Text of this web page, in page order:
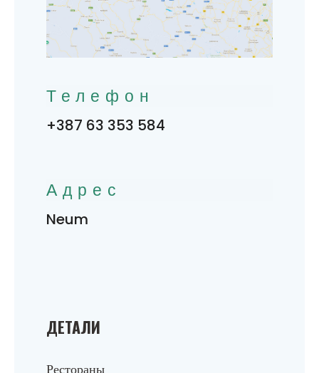
ДЕТАЛИ
Рестораны
Телефон
+387 63 353 584
Адрес
Neum